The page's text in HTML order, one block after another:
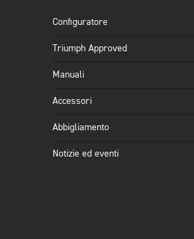
Configuratore
Triumph Approved
Manuali
Accessori
Abbigliamento
Notizie ed eventi